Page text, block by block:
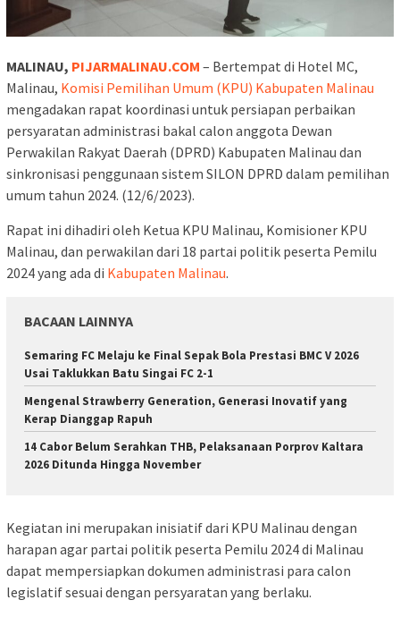
MALINAU, PIJARMALINAU.COM – Bertempat di Hotel MC,
Malinau, Komisi Pemilihan Umum (KPU) Kabupaten Malinau
mengadakan rapat koordinasi untuk persiapan perbaikan
persyaratan administrasi bakal calon anggota Dewan
Perwakilan Rakyat Daerah (DPRD) Kabupaten Malinau dan
sinkronisasi penggunaan sistem SILON DPRD dalam pemilihan
umum tahun 2024. (12/6/2023).
Rapat ini dihadiri oleh Ketua KPU Malinau, Komisioner KPU
Malinau, dan perwakilan dari 18 partai politik peserta Pemilu
2024 yang ada di Kabupaten Malinau.
BACAAN LAINNYA
Semaring FC Melaju ke Final Sepak Bola Prestasi BMC V 2026
Usai Taklukkan Batu Singai FC 2-1
Mengenal Strawberry Generation, Generasi Inovatif yang
Kerap Dianggap Rapuh
14 Cabor Belum Serahkan THB, Pelaksanaan Porprov Kaltara
2026 Ditunda Hingga November
Kegiatan ini merupakan inisiatif dari KPU Malinau dengan
harapan agar partai politik peserta Pemilu 2024 di Malinau
dapat mempersiapkan dokumen administrasi para calon
legislatif sesuai dengan persyaratan yang berlaku.